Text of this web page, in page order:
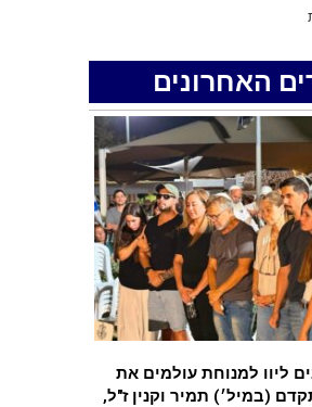
ילדיהם יצאו למסע גניבות
סדרת רעידות אדמה
רכב התנגש במעקה בטיחות בכביש 90
חצבה. פצועים
האחרונים
ליוו למנוחת עולמים את
(במיל׳) תמיר וקנין ז"ל,